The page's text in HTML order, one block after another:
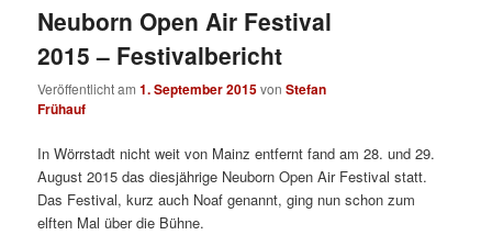
Neuborn Open Air Festival
2015 – Festivalbericht
Veröffentlicht am1. September 2015vonStefan
Frühauf
In Wörrstadt nicht weit von Mainz entfernt fand am 28. und 29.
August 2015 das diesjährige Neuborn Open Air Festival statt.
Das Festival, kurz auch Noaf genannt, ging nun schon zum
elften Mal über die Bühne.